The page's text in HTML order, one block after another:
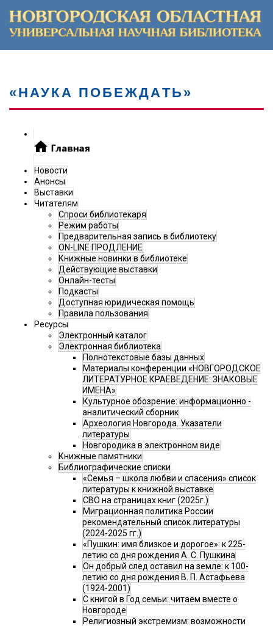
«НАУКА ПОБЕЖДАТЬ»
Новости
Анонсы
Выставки
Читателям
Спроси библиотекаря
Режим работы
Предварительная запись в библиотеку
ON-LINE ПРОДЛЕНИЕ
Книжные новинки в библиотеке
Действующие выставки
Онлайн-тесты
Подкасты
Доступная юридическая помощь
Правила пользования
Ресурсы
Электронный каталог
Электронная библиотека
Полнотекстовые базы данных
Материалы конференции «НОВГОРОДСКОЕ
ЛИТЕРАТУРНОЕ КРАЕВЕДЕНИЕ: ЗНАКОВЫЕ
ИМЕНА»
Культурное обозрение: информационно -
аналитический сборник
Археология Новгорода. Указатели
литературы
Новгородика в электронном виде
Книжные памятники
Библиографические списки
«Семья – школа любви и спасения» список
литературы к книжной выставке
СВО на страницах книг (2025г.)
Миграционная политика России
рекомендательный список литературы
(2024-2025 гг.)
«Пушкин: имя близкое и дорогое»: к 225-
летию со дня рождения А. С. Пушкина
Он добрый след оставил на земле: к 100-
летию со дня рождения В. П. Астафьева
(1924-2001)
С книгой в Год семьи: читаем вместе о
Новгороде
Религиозный экстремизм: возможности